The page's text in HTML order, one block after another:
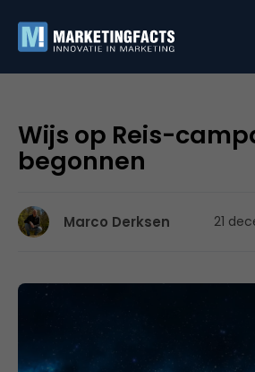
Wijs op Reis-
begonnen
Marco Derksen 21